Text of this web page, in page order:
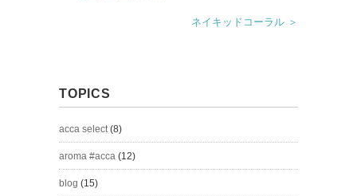
ネイキッドコーラル ＞
TOPICS
acca select(8)
aroma #acca (12)
blog (15)